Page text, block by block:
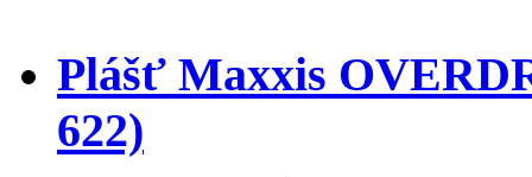
Plášť Maxxis
622)